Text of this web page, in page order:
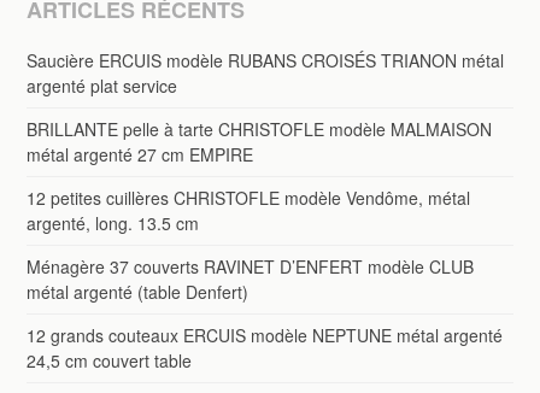
ARTICLES RÉCENTS
Saucière ERCUIS modèle RUBANS CROISÉS TRIANON métal
argenté plat service
BRILLANTE pelle à tarte CHRISTOFLE modèle MALMAISON
métal argenté 27 cm EMPIRE
12 petites cuillères CHRISTOFLE modèle Vendôme, métal
argenté, long. 13.5 cm
Ménagère 37 couverts RAVINET D’ENFERT modèle CLUB
métal argenté (table Denfert)
12 grands couteaux ERCUIS modèle NEPTUNE métal argenté
24,5 cm couvert table